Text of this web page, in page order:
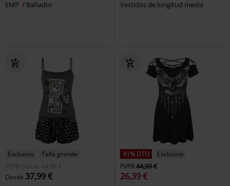
EMP
Bañador
Vestidos de longitud media
Exclusivo
Talla grande
PVPR
Desde 44,99 €
Desde 37,99 €
41% DTO
Exclusivo
PVPR44,99 €
26,39 €